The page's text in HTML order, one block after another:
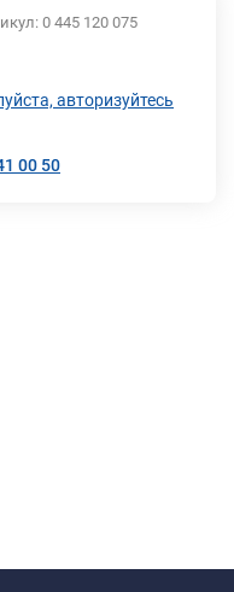
0 445 120 075
авторизуйтесь
00 50